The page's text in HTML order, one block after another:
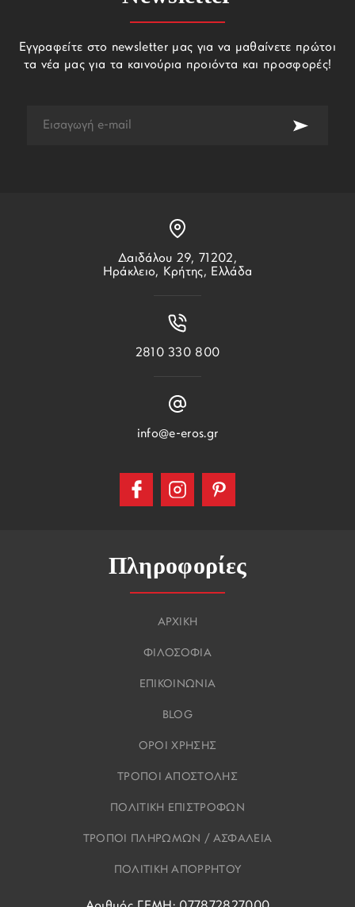
Πληροφορίες
ΑΡΧΙΚΗ
ΦΙΛΟΣΟΦΙΑ
ΕΠΙΚΟΙΝΩΝΙΑ
BLOG
ΟΡΟΙ ΧΡΗΣΗΣ
ΤΡΟΠΟΙ ΑΠΟΣΤΟΛΗΣ
ΠΟΛΙΤΙΚΗ ΕΠΙΣΤΡΟΦΩΝ
ΤΡΟΠΟΙ ΠΛΗΡΩΜΩΝ / ΑΣΦΑΛΕΙΑ
ΠΟΛΙΤΙΚΗ ΑΠΟΡΡΗΤΟΥ
Δαιδάλου 29, 71202,
Ηράκλειο, Κρήτης, Ελλάδα
2810 330 800
info@e-eros.gr
Εγγραφείτε στο newsletter μας για να μαθαίνετε πρώτοι
τα νέα μας για τα καινούρια προιόντα και προσφορές!